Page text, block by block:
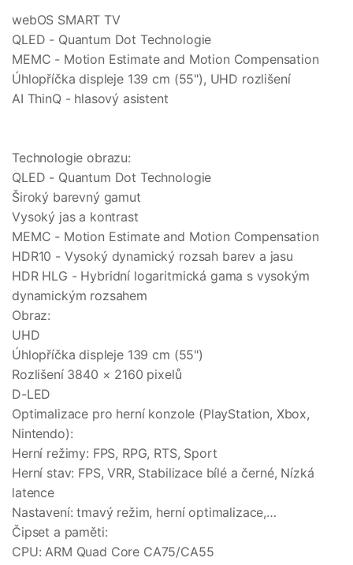
webOS SMART TV
QLED - Quantum Dot Technologie
MEMC - Motion Estimate and Motion Compensation
Úhlopříčka displeje 139 cm (55"), UHD rozlišení
AI ThinQ - hlasový asistent
Technologie obrazu:
QLED - Quantum Dot Technologie
Široký barevný gamut
Vysoký jas a kontrast
MEMC - Motion Estimate and Motion Compensation
HDR10 - Vysoký dynamický rozsah barev a jasu
HDR HLG - Hybridní logaritmická gama s vysokým
dynamickým rozsahem
Obraz:
UHD
Úhlopříčka displeje 139 cm (55")
Rozlišení 3840 × 2160 pixelů
D-LED
Optimalizace pro herní konzole (PlayStation, Xbox,
Nintendo):
Herní režimy: FPS, RPG, RTS, Sport
Herní stav: FPS, VRR, Stabilizace bílé a černé, Nízká
latence
Nastavení: tmavý režim, herní optimalizace,…
Čipset a paměti:
CPU: ARM Quad Core CA75/CA55